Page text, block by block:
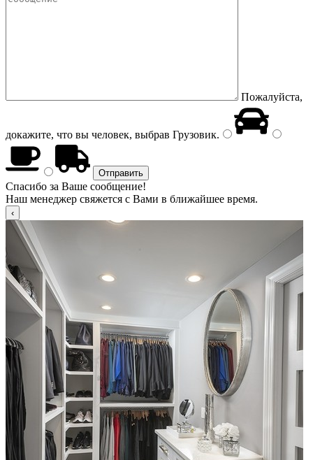
Пожалуйста,
докажите, что вы человек, выбрав Грузовик.
Спасибо за Ваше сообщение!
Наш менеджер свяжется с Вами в ближайшее время.